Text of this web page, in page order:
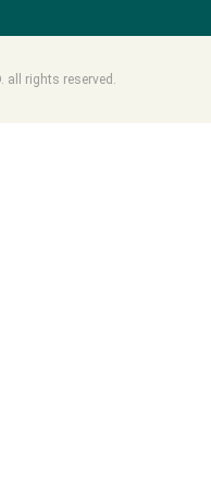
all rights reserved.